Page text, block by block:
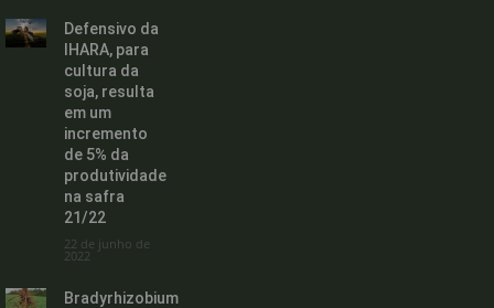
Defensivo da
IHARA, para
cultura da
soja, resulta
em um
incremento
de 5% da
produtividade
na safra
21/22
22 de junho de
2022
Bradyrhizobium